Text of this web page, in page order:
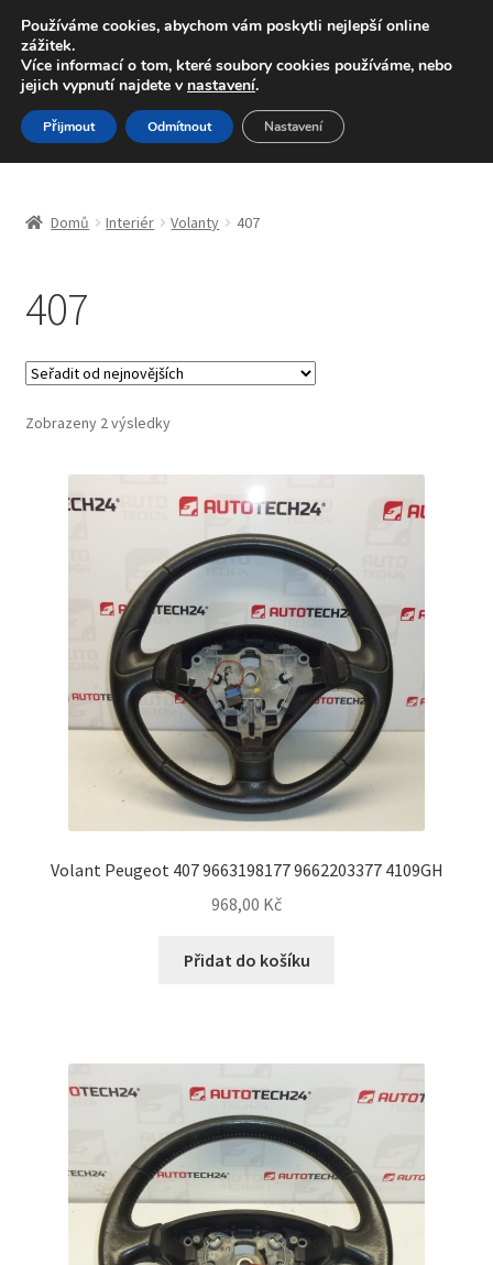
DOPRAVA od 139,-Kč
Volejte po-pá 9-16 704 494 494
Přeskočit
na
navigaci
Přejít
k
obsahu
Celosvětová doprava
Doprava
Kontakt
Obchodní podmínky
Ochrana osobních údajů
Reklamační formulář
Domů Interiér Volanty 407
407
Zobrazeny 2 výsledkySeřazeno
Volant Peugeot 407 9663198177 9662203377 4109GH
968,00 Kč
Přidat do košíku
Používáme cookies, abychom vám poskytli nejlepší online
zážitek.
Více informací o tom, které soubory cookies používáme, nebo
jejich vypnutí najdete v nastavení.
Přijmout Odmítnout Nastavení